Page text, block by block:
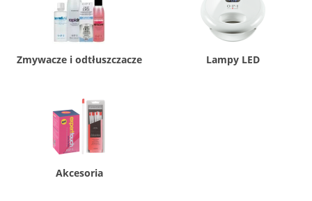
Zmywacze i odtłuszczacze Lampy LED
Akcesoria